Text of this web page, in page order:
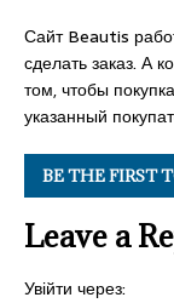
Сайт Beautis
сделать заказ. А
том, чтобы
указанный
BE THE FIRST
Leave a
Увійти через: